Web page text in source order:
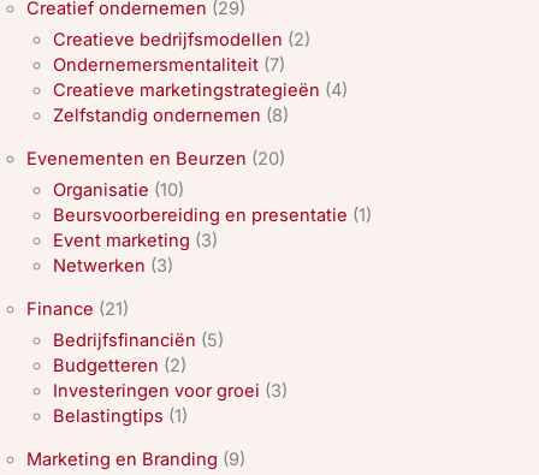
Creatief ondernemen (29)
Creatieve bedrijfsmodellen (2)
Ondernemersmentaliteit (7)
Creatieve marketingstrategieën (4)
Zelfstandig ondernemen (8)
Evenementen en Beurzen (20)
Organisatie (10)
Beursvoorbereiding en presentatie (1)
Event marketing (3)
Netwerken (3)
Finance (21)
Bedrijfsfinanciën (5)
Budgetteren (2)
Investeringen voor groei (3)
Belastingtips (1)
Marketing en Branding (9)